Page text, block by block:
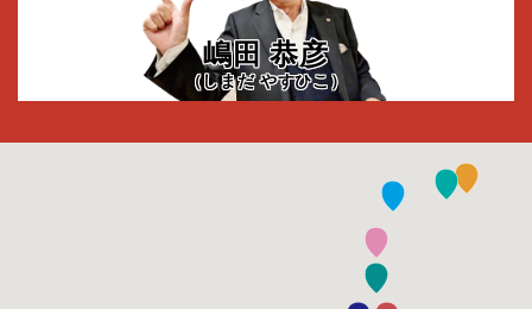
嶋田 恭彦
（しまだ やすひこ）